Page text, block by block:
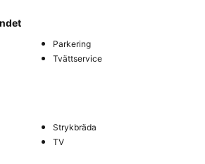
Parkering
Tvättservice
Strykbräda
TV